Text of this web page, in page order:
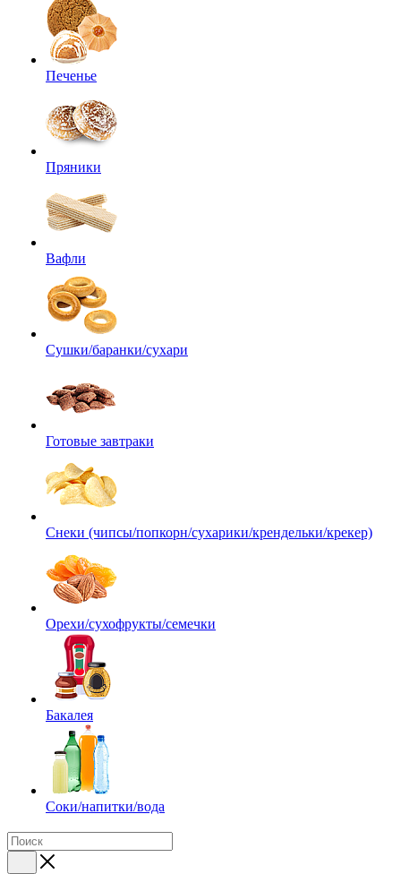
Печенье
Пряники
Вафли
Сушки/баранки/сухари
Готовые завтраки
Снеки (чипсы/попкорн/сухарики/крендельки/крекер)
Орехи/сухофрукты/семечки
Бакалея
Соки/напитки/вода